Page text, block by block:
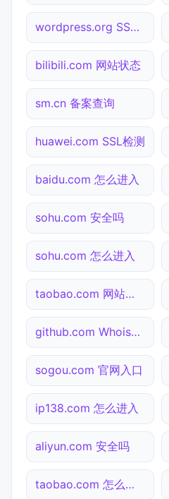
wordpress.org SSL检测
bilibili.com 网站状态
sm.cn 备案查询
huawei.com SSL检测
baidu.com 怎么进入
sohu.com 安全吗
sohu.com 怎么进入
taobao.com 网站状态
github.com Whois查询
sogou.com 官网入口
ip138.com 怎么进入
aliyun.com 安全吗
taobao.com 怎么进入